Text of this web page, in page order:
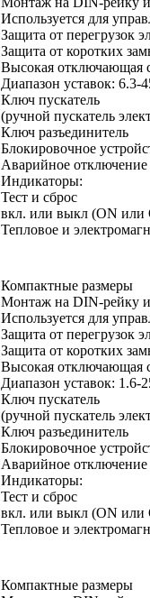
Используется для
Защита от перегрузок
Защита от коротких
Высокая отключающая
Диапазон уставок: 6.3-
Ключ пускатель
(ручной пускатель
Ключ разъединитель
Блокировочное
Аварийное
Индикаторы:
Тест и сброс
вкл. или выкл (ON или
Тепловое и
Компактные размеры
Монтаж на DIN-рейку
Используется для
Защита от перегрузок
Защита от коротких
Высокая отключающая
Диапазон уставок: 1.6-
Ключ пускатель
(ручной пускатель
Ключ разъединитель
Блокировочное
Аварийное
Индикаторы:
Тест и сброс
вкл. или выкл (ON или
Тепловое и
Компактные размеры